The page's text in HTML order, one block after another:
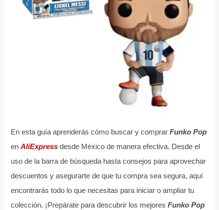
En esta guía aprenderás cómo buscar y comprar Funko Pop
en AliExpressdesde México de manera efectiva. Desde el
uso de la barra de búsqueda hasta consejos para aprovechar
descuentos y asegurarte de que tu compra sea segura, aquí
encontrarás todo lo que necesitas para iniciar o ampliar tu
colección. ¡Prepárate para descubrir los mejores Funko Pop